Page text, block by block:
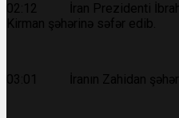
02:12 İran Prezidenti
Kirman şəhərinə səfər edib.
03:01 İranın Zahidan